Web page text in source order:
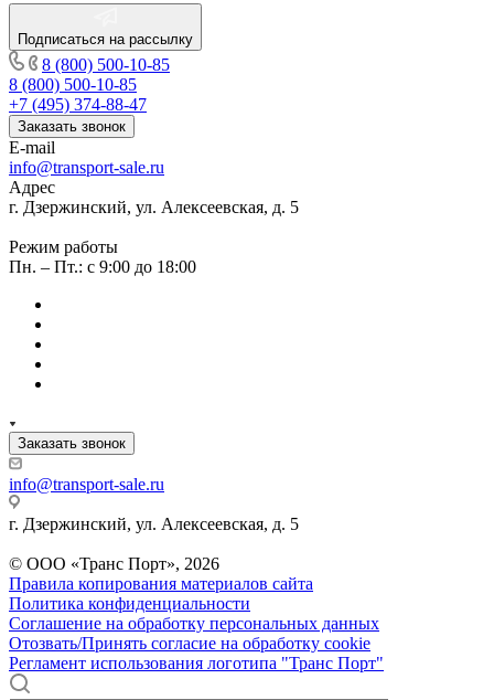
Подписаться на рассылку
8 (800) 500-10-85
8 (800) 500-10-85
+7 (495) 374-88-47
Заказать звонок
E-mail
info@transport-sale.ru
Адрес
г. Дзержинский, ул. Алексеевская, д. 5
Режим работы
Пн. – Пт.: с 9:00 до 18:00
Заказать звонок
info@transport-sale.ru
г. Дзержинский, ул. Алексеевская, д. 5
© ООО «Транс Порт», 2026
Правила копирования материалов сайта
Политика конфиденциальности
Соглашение на обработку персональных данных
Отозвать/Принять согласие на обработку cookie
Регламент использования логотипа "Транс Порт"